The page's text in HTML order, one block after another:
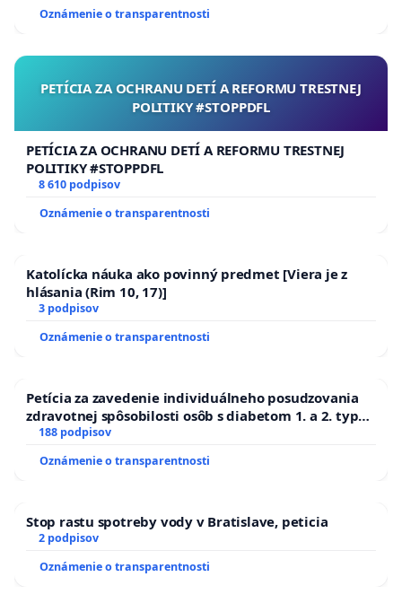
Oznámenie o transparentnosti
PETÍCIA ZA OCHRANU DETÍ A REFORMU TRESTNEJ
POLITIKY #STOPPDFL
PETÍCIA ZA OCHRANU DETÍ A REFORMU TRESTNEJ
POLITIKY #STOPPDFL
8 610 podpisov
Oznámenie o transparentnosti
Katolícka náuka ako povinný predmet [Viera je z
hlásania (Rim 10, 17)]
3 podpisov
Oznámenie o transparentnosti
Petícia za zavedenie individuálneho posudzovania
zdravotnej spôsobilosti osôb s diabetom 1. a 2. typu
pri prijímaní do Policajného zboru SR
188 podpisov
Oznámenie o transparentnosti
Stop rastu spotreby vody v Bratislave, peticia
2 podpisov
Oznámenie o transparentnosti